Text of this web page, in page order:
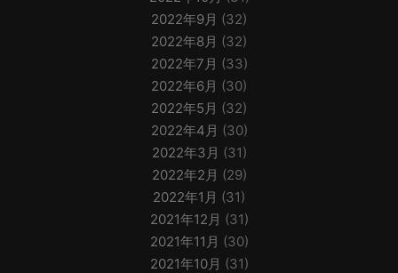
2022年9月 (32)
2022年8月 (32)
2022年7月 (33)
2022年6月 (30)
2022年5月 (32)
2022年4月 (30)
2022年3月 (31)
2022年2月 (29)
2022年1月 (31)
2021年12月 (31)
2021年11月 (30)
2021年10月 (31)